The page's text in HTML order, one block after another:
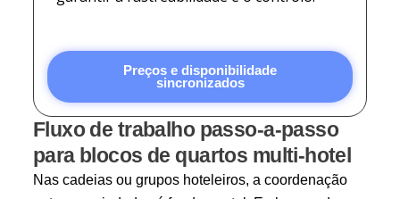
Preços e disponibilidade
sincronizados
Fluxo de trabalho passo-a-passo
para blocos de quartos multi-hotel
Nas cadeias ou grupos hoteleiros, a coordenação